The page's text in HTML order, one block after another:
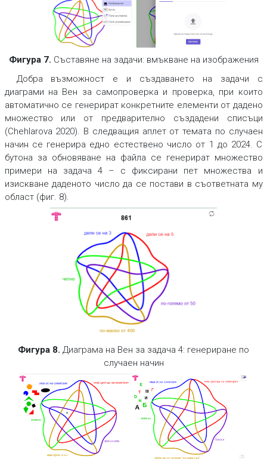
Фигура 7. Съставяне на задачи: вмъкване на изображения
Добра възможност е и създаването на задачи с
диаграми на Вен за самопроверка и проверка, при които
автоматично се генерират конкретните елементи от дадено
множество или от предварително създадени списъци
(Chehlarova 2020). В следващия аплет от темата по случаен
начин се генерира едно естествено число от 1 до 2024. С
бутона за обновяване на файла се генерират множество
примери на задача 4 – с фиксирани пет множества и
изискване даденото число да се постави в съответната му
област (фиг. 8).
Фигура 8. Диаграма на Вен за задача 4: генериране по
случаен начин